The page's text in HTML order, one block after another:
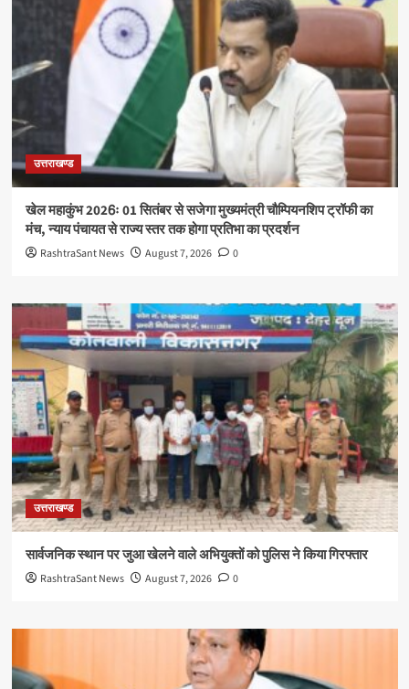
उत्तराखण्ड
खेल महाकुंभ 2026ः 01 सितंबर से सजेगा मुख्यमंत्री चौम्पियनशिप ट्रॉफी का
मंच, न्याय पंचायत से राज्य स्तर तक होगा प्रतिभा का प्रदर्शन
RashtraSant News August 7, 2026 0
उत्तराखण्ड
सार्वजनिक स्थान पर जुआ खेलने वाले अभियुक्तों को पुलिस ने किया गिरफ्तार
RashtraSant News August 7, 2026 0